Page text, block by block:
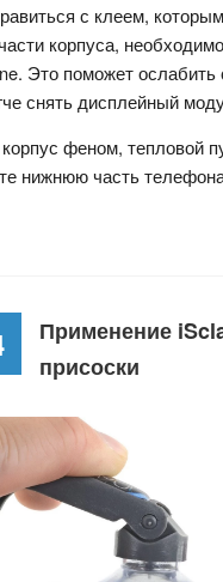
с клеем,
корпуса,
Это поможет
снять дисплейный
феном, тепловой
нижнюю часть
Применение
присоски